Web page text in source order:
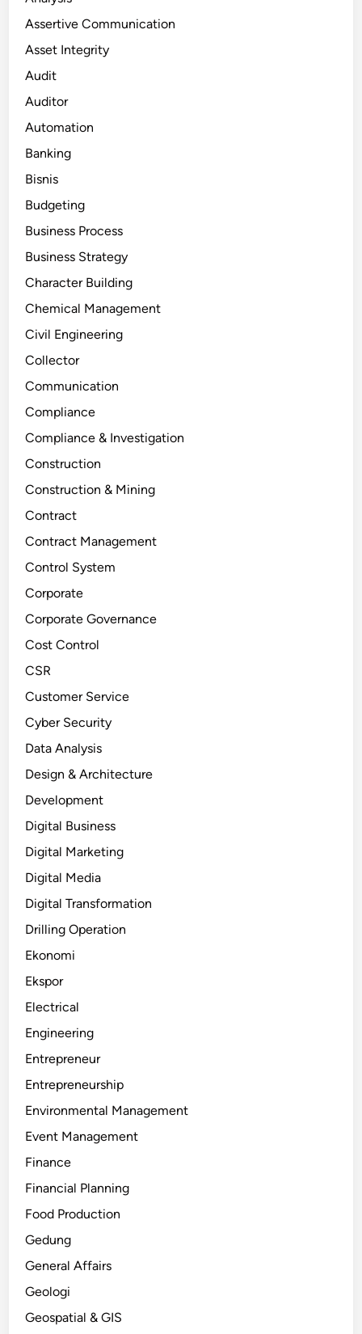
Assertive Communication
Asset Integrity
Audit
Auditor
Automation
Banking
Bisnis
Budgeting
Business Process
Business Strategy
Character Building
Chemical Management
Civil Engineering
Collector
Communication
Compliance
Compliance & Investigation
Construction
Construction & Mining
Contract
Contract Management
Control System
Corporate
Corporate Governance
Cost Control
CSR
Customer Service
Cyber Security
Data Analysis
Design & Architecture
Development
Digital Business
Digital Marketing
Digital Media
Digital Transformation
Drilling Operation
Ekonomi
Ekspor
Electrical
Engineering
Entrepreneur
Entrepreneurship
Environmental Management
Event Management
Finance
Financial Planning
Food Production
Gedung
General Affairs
Geologi
Geospatial & GIS